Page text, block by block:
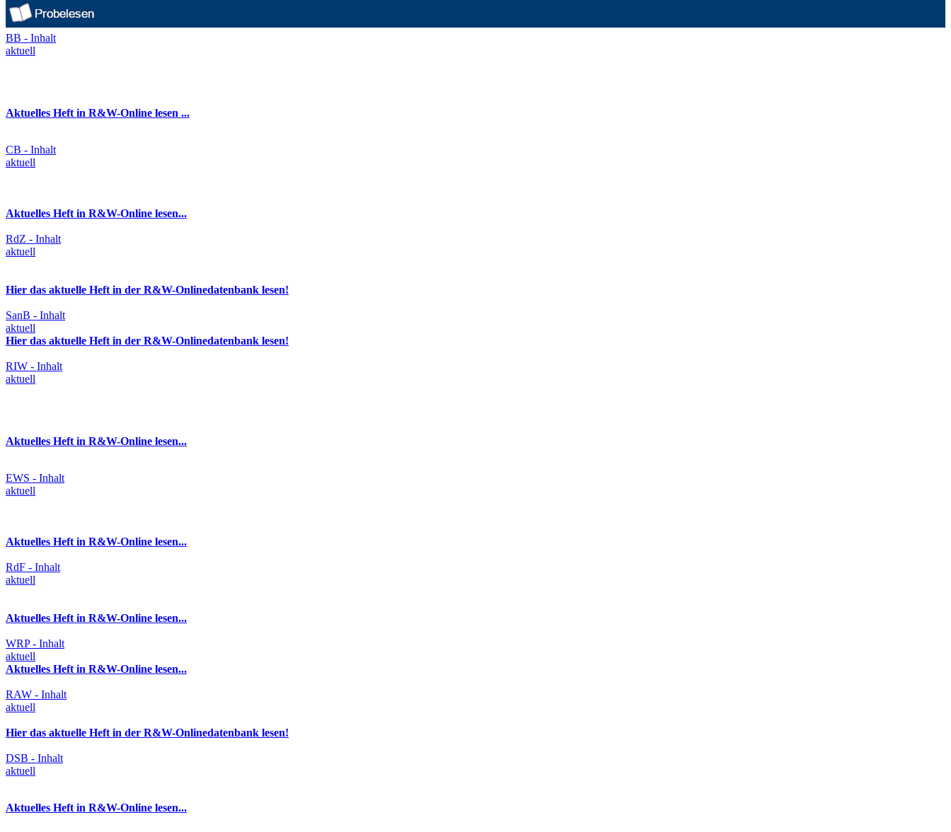
BB - Inhalt
aktuell
Aktuelles Heft in R&W-Online lesen ...
CB - Inhalt
aktuell
Aktuelles Heft in R&W-Online lesen...
RdZ - Inhalt
aktuell
Hier das aktuelle Heft in der R&W-Onlinedatenbank lesen!
SanB - Inhalt
aktuell
Hier das aktuelle Heft in der R&W-Onlinedatenbank lesen!
RIW - Inhalt
aktuell
Aktuelles Heft in R&W-Online lesen...
EWS - Inhalt
aktuell
Aktuelles Heft in R&W-Online lesen...
RdF - Inhalt
aktuell
Aktuelles Heft in R&W-Online lesen...
WRP - Inhalt
aktuell
Aktuelles Heft in R&W-Online lesen...
RAW - Inhalt
aktuell
Hier das aktuelle Heft in der R&W-Onlinedatenbank lesen!
DSB - Inhalt
aktuell
Aktuelles Heft in R&W-Online lesen...